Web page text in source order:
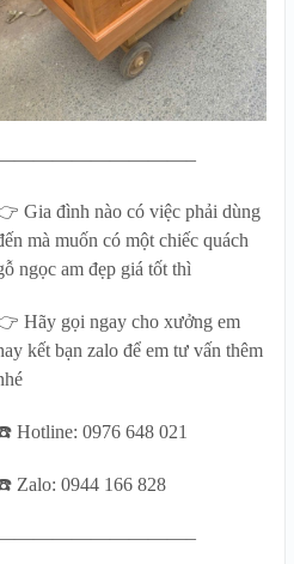
Gia đình nào có việc phải dùng
mà muốn có một chiếc quách
ngọc am đẹp giá tốt thì
Hãy gọi ngay cho xưởng em
kết bạn zalo để em tư vấn thêm
Hotline: 0976 648 021
Zalo: 0944 166 828